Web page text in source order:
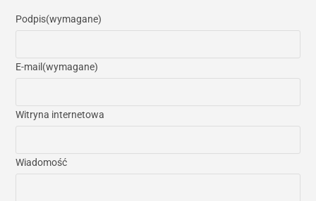
Podpis(wymagane)
E-mail (wymagane)
Witryna internetowa
Wiadomość